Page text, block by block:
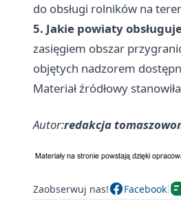
do obsługi rolników na
5. Jakie powiaty
zasięgiem obszar
objętych nadzorem
Materiał źródłowy
Autor:redakcja
Zaobserwuj nas! Facebook